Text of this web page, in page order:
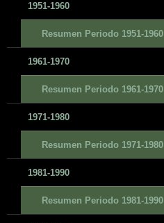
1951-1960
Resumen Periodo 1951-1960
1961-1970
Resumen Periodo 1961-1970
1971-1980
Resumen Periodo 1971-1980
1981-1990
Resumen Periodo 1981-1990